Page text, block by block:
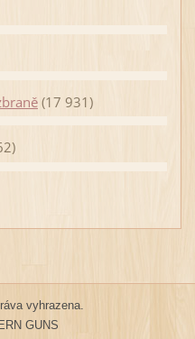
(17 931)
vyhrazena.
GUNS